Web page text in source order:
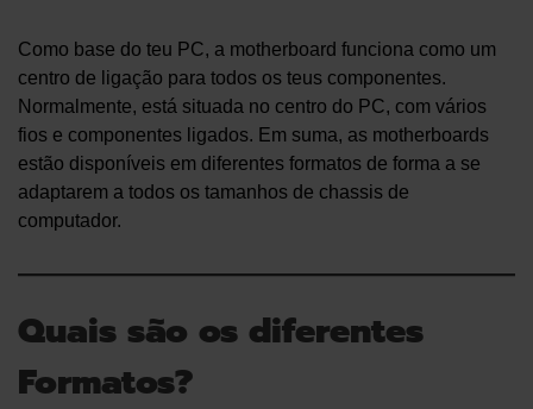
Como base do teu PC, a motherboard funciona como um
centro de ligação para todos os teus componentes.
Normalmente, está situada no centro do PC, com vários
fios e componentes ligados. Em suma, as motherboards
estão disponíveis em diferentes formatos de forma a se
adaptarem a todos os tamanhos de chassis de
computador.
Quais são os diferentes
Formatos?